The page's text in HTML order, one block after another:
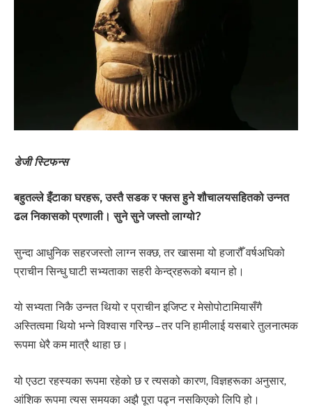
डेजी स्टिफन्स
बहुतल्ले इँटाका घरहरू, उस्तै सडक र फ्लस हुने शौचालयसहितको उन्नत
ढल निकासको प्रणाली। सुने सुने जस्तो लाग्यो?
सुन्दा आधुनिक सहरजस्तो लाग्न सक्छ, तर खासमा यो हजारौँ वर्षअघिको
प्राचीन सिन्धु घाटी सभ्यताका सहरी केन्द्रहरूको बयान हो।
यो सभ्यता निकै उन्नत थियो र प्राचीन इजिप्ट र मेसोपोटामियासँगै
अस्तित्वमा थियो भन्ने विश्वास गरिन्छ – तर पनि हामीलाई यसबारे तुलनात्मक
रूपमा धेरै कम मात्रै थाहा छ।
यो एउटा रहस्यका रूपमा रहेको छ र त्यसको कारण, विज्ञहरूका अनुसार,
आंशिक रूपमा त्यस समयका अझै पूरा पढ्न नसकिएको लिपि हो।